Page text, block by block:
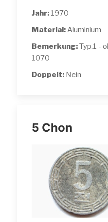
Jahr: 1970
Material:Aluminium
Bemerkung:Typ.1 -
1070
Doppelt: Nein
5 Chon